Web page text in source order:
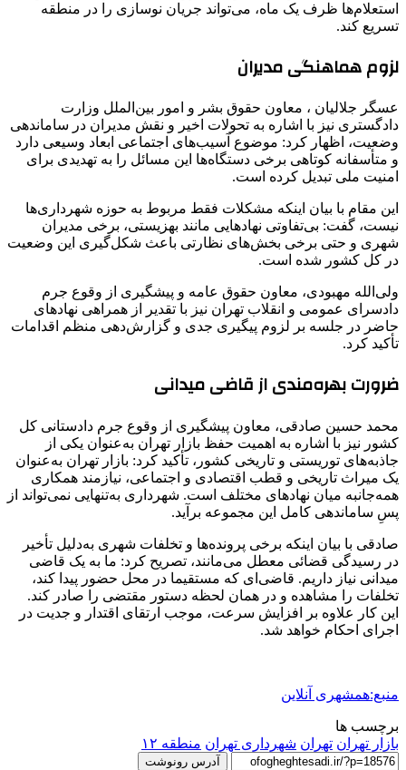
استعلام‌ها ظرف یک ماه، می‌تواند جریان نوسازی را در منطقه
تسریع کند.
لزوم هماهنگی مدیران
عسگر جلالیان ، معاون حقوق بشر و امور بین‌الملل وزارت
دادگستری نیز با اشاره به تحولات اخیر و نقش مدیران در ساماندهی
وضعیت، اظهار کرد: موضوع آسیب‌های اجتماعی ابعاد وسیعی دارد
و متأسفانه کوتاهی برخی دستگاه‌ها این مسائل را به تهدیدی برای
امنیت ملی تبدیل کرده است.
این مقام با بیان اینکه مشکلات فقط مربوط به حوزه شهرداری‌ها
نیست، گفت: بی‌تفاوتی نهادهایی مانند بهزیستی، برخی مدیران
شهری و حتی برخی بخش‌های نظارتی باعث شکل‌گیری این وضعیت
در کل کشور شده است.
ولی‌الله مهبودی،‌ معاون حقوق عامه و پیشگیری از وقوع جرم
دادسرای عمومی و انقلاب تهران نیز با تقدیر از همراهی نهادهای
حاضر در جلسه بر لزوم پیگیری جدی و گزارش‌دهی منظم اقدامات
تأکید کرد.
ضرورت بهره‌مندی از قاضی میدانی
محمد حسین صادقی، معاون پیشگیری از وقوع جرم دادستانی کل
کشور نیز با اشاره به اهمیت حفظ بازار تهران به‌عنوان یکی از
جاذبه‌های توریستی و تاریخی کشور، تأکید کرد: بازار تهران به‌عنوان
یک میراث تاریخی و قطب اقتصادی و اجتماعی، نیازمند همکاری
همه‌جانبه میان نهادهای مختلف است. شهرداری به‌تنهایی نمی‌تواند از
پسِ ساماندهی کامل این مجموعه برآید.
صادقی با بیان اینکه برخی پرونده‌ها و تخلفات شهری به‌دلیل تأخیر
در رسیدگی قضائی معطل می‌مانند، تصریح کرد: ما به یک قاضی
میدانی نیاز داریم. قاضی‌ای که مستقیما در محل حضور پیدا کند،
تخلفات را مشاهده و در همان لحظه دستور مقتضی را صادر کند.
این کار علاوه بر افزایش سرعت، موجب ارتقای اقتدار و جدیت در
اجرای احکام خواهد شد.
منبع:همشهری آنلاین
برچسب ها
بازار تهران تهران شهردارى تهران منطقه ۱۲
آدرس رونوشت